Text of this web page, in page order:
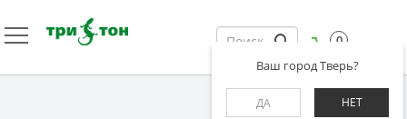
Ваш город Тверь?
ДА НЕТ
0